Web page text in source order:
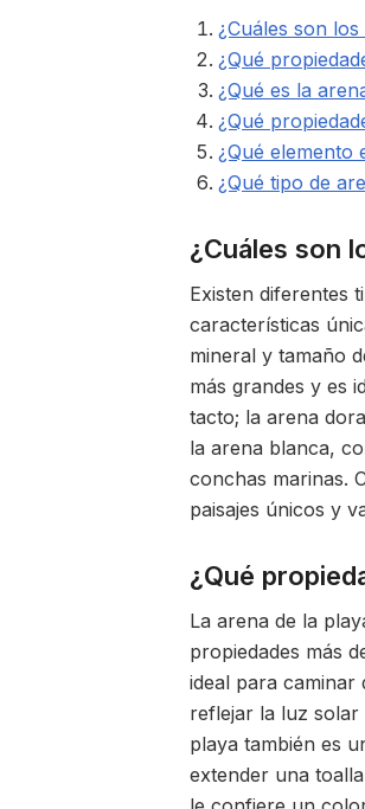
¿Cuáles son
¿Qué
¿Qué es la
¿Qué
¿Qué elemento
¿Qué tipo de
¿Cuáles son
Existen diferentes
características
mineral y tamaño
más grandes y es
tacto; la arena
la arena blanca,
conchas marinas.
paisajes únicos y
¿Qué
La arena de la
propiedades más
ideal para caminar
reflejar la luz solar
playa también es
extender una